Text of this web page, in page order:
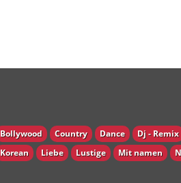
Bollywood Country Dance Dj - Remix
Korean Liebe Lustige Mit namen